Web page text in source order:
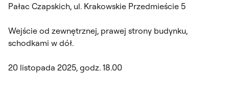
Pałac Czapskich, ul. Krakowskie Przedmieście 5
Wejście od zewnętrznej, prawej strony budynku,
schodkami w dół.
20 listopada 2025, godz. 18.00